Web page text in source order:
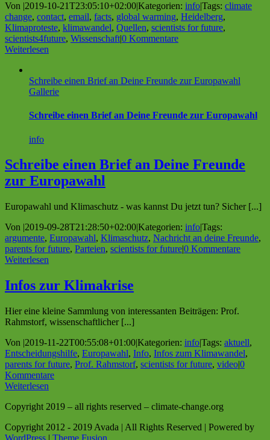
Von |2019-10-21T23:05:10+02:00|Kategorien: info|Tags: climate
change, contact, email, facts, global warming, Heidelberg,
Klimaproteste, klimawandel, Quellen, scientists for future,
scientists4future, Wissenschaft|0 Kommentare
Weiterlesen
Schreibe einen Brief an Deine Freunde zur Europawahl
Gallerie
Schreibe einen Brief an Deine Freunde zur Europawahl
info
Schreibe einen Brief an Deine Freunde
zur Europawahl
Europawahl und Klimaschutz - was kannst Du jetzt tun? Sicher [...]
Von |2019-09-28T21:28:50+02:00|Kategorien: info|Tags:
argumente, Europawahl, Klimaschutz, Nachricht an deine Freunde,
parents for future, Parteien, scientists for future|0 Kommentare
Weiterlesen
Infos zur Klimakrise
Hier eine kleine Sammlung von interessanten Beiträgen: Prof.
Rahmstorf, wissenschaftlicher [...]
Von |2019-11-22T00:55:08+01:00|Kategorien: info|Tags: aktuell,
Entscheidungshilfe, Europawahl, Info, Infos zum Klimawandel,
parents for future, Prof. Rahmstorf, scientists for future, video|0
Kommentare
Weiterlesen
Copyright 2019 – all rights reserved – climate-change.org
Copyright 2012 - 2019 Avada | All Rights Reserved | Powered by